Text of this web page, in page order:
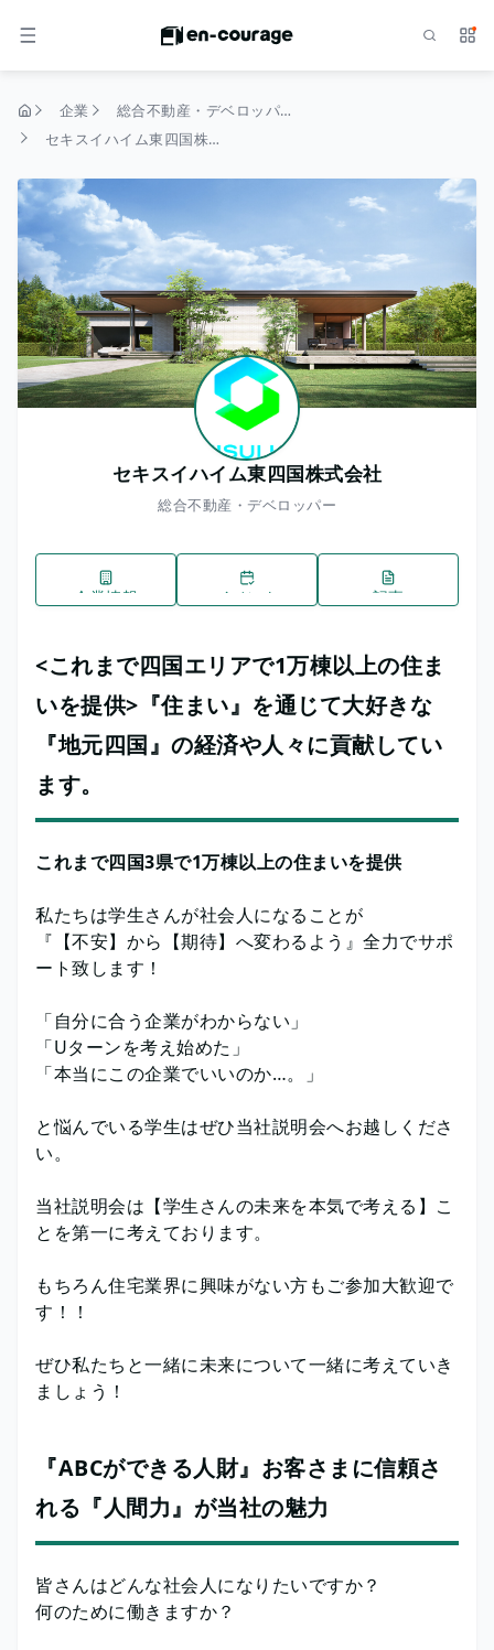
メニュー サ
企業
総合不動産・デベロッパー
セキスイハイム東四国株式会社
セキスイハイム東四国株式会社
総合不動産・デベロッパー
企業情報 イベント 記事
<これまで四国エリアで1万棟以上の住ま
いを提供>『住まい』を通じて大好きな
『地元四国』の経済や人々に貢献してい
ます。
これまで四国3県で1万棟以上の住まいを提供
私たちは学生さんが社会人になることが
『【不安】から【期待】へ変わるよう』全力でサポ
ート致します！
「自分に合う企業がわからない」
「Uターンを考え始めた」
「本当にこの企業でいいのか…。」
と悩んでいる学生はぜひ当社説明会へお越しくださ
い。
当社説明会は【学生さんの未来を本気で考える】こ
とを第一に考えております。
もちろん住宅業界に興味がない方もご参加大歓迎で
す！！
ぜひ私たちと一緒に未来について一緒に考えていき
ましょう！
『ABCができる人財』お客さまに信頼さ
れる『人間力』が当社の魅力
皆さんはどんな社会人になりたいですか？
何のために働きますか？